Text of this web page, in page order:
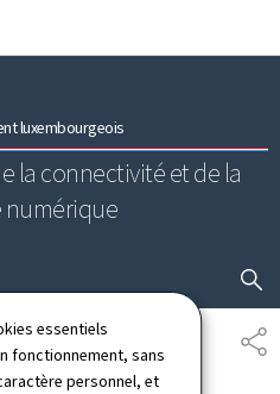
essentiels
fonctionnement, sans
personnel, et
principal
luxembourgeois
la connectivité et de la